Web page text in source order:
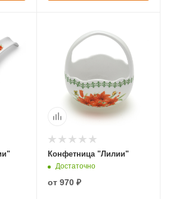
Конфетница "Лилии"
Достаточно
от 970 ₽